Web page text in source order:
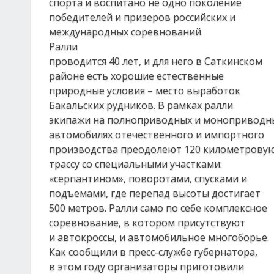
победителей и призеров российских и
международных соревнований.
Ралли
проводится 40 лет, и для него в Саткинском
районе есть хорошие естественные
природные условия – место выработок
Бакальских рудников. В рамках ралли
экипажи на полноприводных и
автомобилях отечественного и импортного
производства преодолеют 120
трассу со специальными участками:
«серпантином», поворотами, спусками и
подъемами, где перепад высоты достигает
500 метров. Ралли само по себе комплексное
соревнование, в котором присутствуют
и автокроссы, и автомобильное многоборье.
Как сообщили в пресс-службе губернатора,
в этом году организаторы приготовили